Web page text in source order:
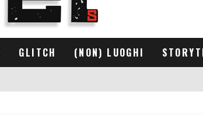
GLITCH (NON) LUOGHI